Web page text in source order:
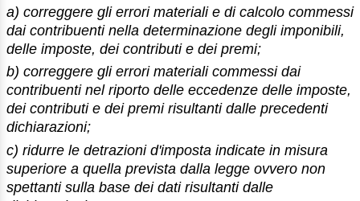
a) correggere gli errori materiali e di calcolo commessi
dai contribuenti nella determinazione degli imponibili,
delle imposte, dei contributi e dei premi;
b) correggere gli errori materiali commessi dai
contribuenti nel riporto delle eccedenze delle imposte,
dei contributi e dei premi risultanti dalle precedenti
dichiarazioni;
c) ridurre le detrazioni d'imposta indicate in misura
superiore a quella prevista dalla legge ovvero non
spettanti sulla base dei dati risultanti dalle